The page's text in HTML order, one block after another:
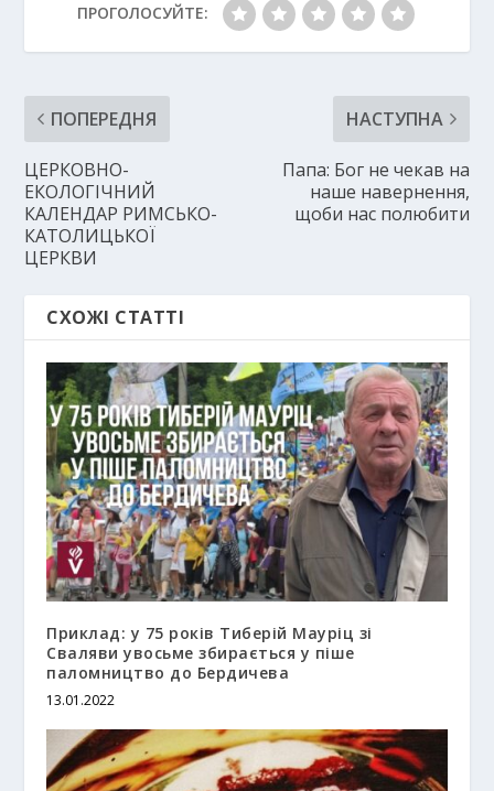
ПРОГОЛОСУЙТЕ:
ПОПЕРЕДНЯ
ЦЕРКОВНО-
ЕКОЛОГІЧНИЙ
КАЛЕНДАР РИМСЬКО-
КАТОЛИЦЬКОЇ
ЦЕРКВИ
НАСТУПНА
Папа: Бог не чекав на
наше навернення,
щоби нас полюбити
СХОЖІ СТАТТІ
Приклад: у 75 років Тиберій Мауріц зі
Сваляви увосьме збирається у піше
паломництво до Бердичева
13.01.2022